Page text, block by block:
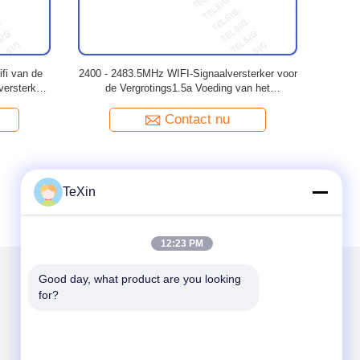
Geen
Draadloze de Waaierversterker van
Camera'swifi, Aluminium Shell Portable Wifi
Contact nu
Mail ons
TeXin
12:23 PM
Good day, what product are you looking
for?